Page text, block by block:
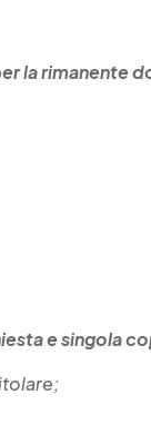
la rimanente
esingola